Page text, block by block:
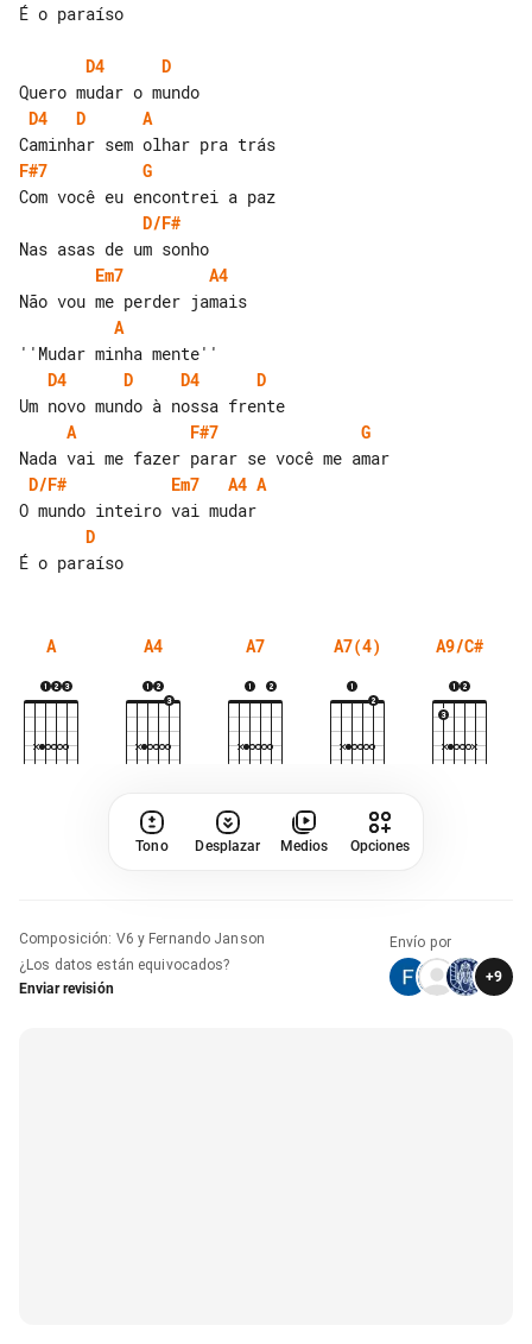
É o paraíso
D4
D
D4
D
A
F#7
G
D/F#
Em7
A4
A
D4
D D4
D
A
F#7
G
D/F#
Em7 A4 A
D
A A4 A7 A7(4) A9/C#
Tono Desplazar Medios Opciones
Composición: V6 y Fernando Janson
¿Los datos están equivocados?
Enviar revisión
Envío por
+9